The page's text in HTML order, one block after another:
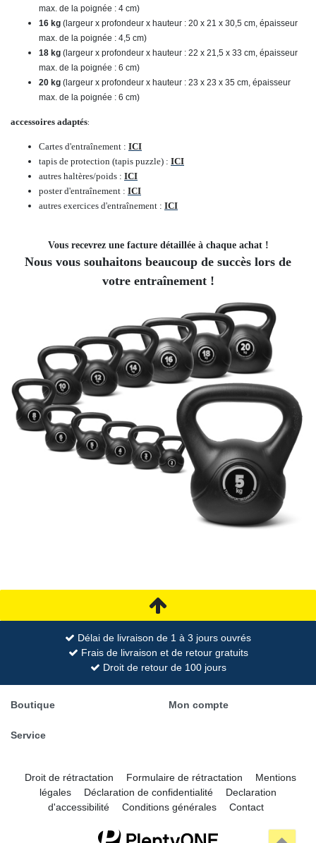
max. de la poignée : 4 cm)
16 kg (largeur x profondeur x hauteur : 20 x 21 x 30,5 cm, épaisseur
max. de la poignée : 4,5 cm)
18 kg (largeur x profondeur x hauteur : 22 x 21,5 x 33 cm, épaisseur
max. de la poignée : 6 cm)
20 kg (largeur x profondeur x hauteur : 23 x 23 x 35 cm, épaisseur
max. de la poignée : 6 cm)
accessoires adaptés:
Cartes d'entraînement : ICI
tapis de protection (tapis puzzle) : ICI
autres haltères/poids : ICI
poster d'entraînement : ICI
autres exercices d'entraînement : ICI
Vous recevrez une facture détaillée à chaque achat !
Nous vous souhaitons beaucoup de succès lors de
votre entraînement !
Délai de livraison de 1 à 3 jours ouvrés
Frais de livraison et de retour gratuits
Droit de retour de 100 jours
Boutique Mon compte
Service
Droit de rétractation Formulaire de rétractation
Mentions
légales
Déclaration de confidentialité
Declaration
d'accessibilité
Conditions générales Contact